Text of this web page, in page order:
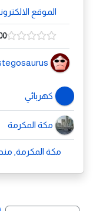
الموقع
كهربائي
مكة المكرمة
مكة المكرمة,